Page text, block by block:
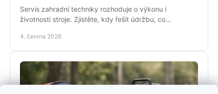
Servis zahradní techniky rozhoduje o výkonu i
životnosti stroje. Zjistěte, kdy řešit údržbu, co
4. června 2026